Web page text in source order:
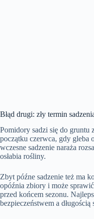
Błąd drugi: zły termin
Pomidory sadzi się do gruntu
początku czerwca, gdy gleba
wczesne sadzenie naraża
osłabia rośliny.
Zbyt późne sadzenie też ma
opóźnia zbiory i może
przed końcem sezonu.
bezpieczeństwem a długością